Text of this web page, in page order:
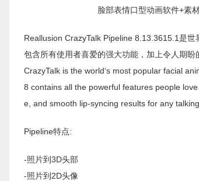
脸部表情口型动画软件+素
Reallusion CrazyTalk Pipeline 8.13.3615.1是
包含所有使用者喜爱的强大功能，加上令人期
CrazyTalk is the world‘s most popular facial
8 contains all the powerful features people
e, and smooth lip-syncing results for any
Pipeline特点:
-照片到3D头部
-照片到2D头像